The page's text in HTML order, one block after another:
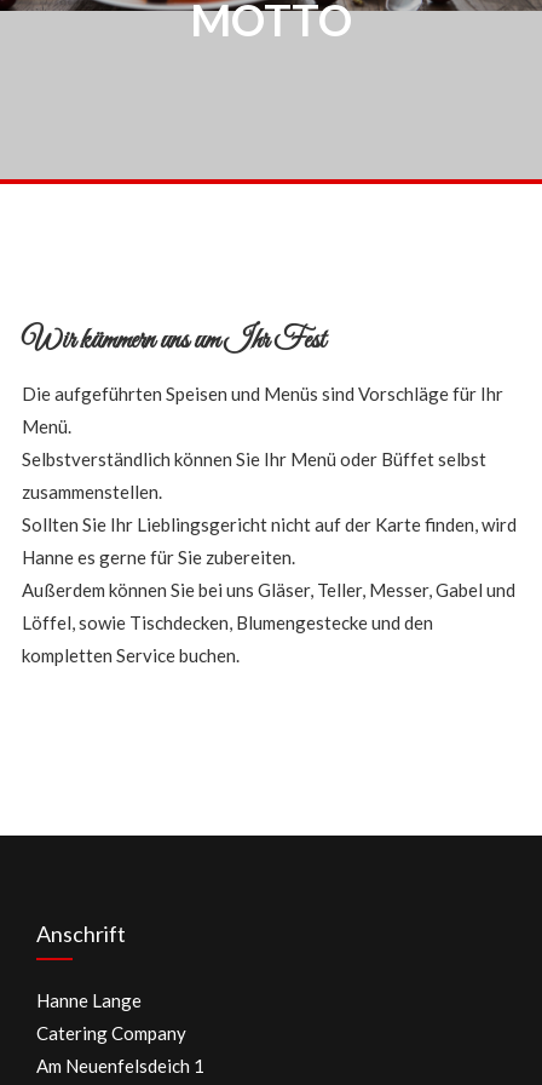
MOTTO
Wir kümmern uns um Ihr Fest
Die aufgeführten Speisen und Menüs sind Vorschläge für Ihr
Menü.
Selbstverständlich können Sie Ihr Menü oder Büffet selbst
zusammenstellen.
Sollten Sie Ihr Lieblingsgericht nicht auf der Karte finden, wird
Hanne es gerne für Sie zubereiten.
Außerdem können Sie bei uns Gläser, Teller, Messer, Gabel und
Löffel, sowie Tischdecken, Blumengestecke und den
kompletten Service buchen.
Anschrift
Hanne Lange
Catering Company
Am Neuenfelsdeich 1